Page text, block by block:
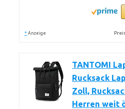
* Anzeige
TANTOMI
Rucksack
Zoll,
Herren weit